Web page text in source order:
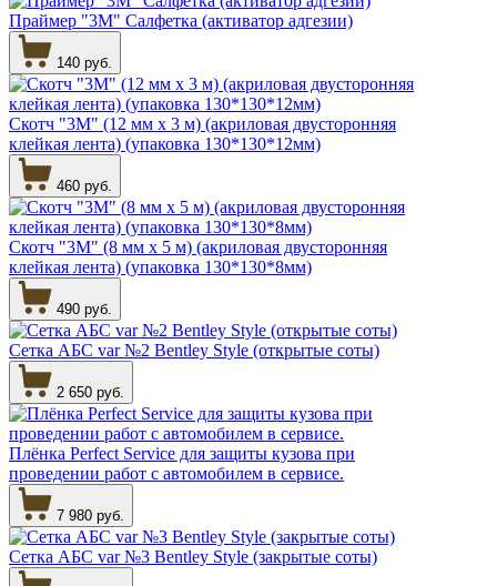
Праймер "3М" Салфетка (активатор адгезии)
140 руб.
Скотч "3М" (12 мм х 3 м) (акриловая двусторонняя
клейкая лента) (упаковка 130*130*12мм)
460 руб.
Скотч "3М" (8 мм х 5 м) (акриловая двусторонняя
клейкая лента) (упаковка 130*130*8мм)
490 руб.
Сетка АБС var №2 Bentley Style (открытые соты)
2 650 руб.
Плёнка Perfect Service для защиты кузова при
проведении работ с автомобилем в сервисе.
7 980 руб.
Сетка АБС var №3 Bentley Style (закрытые соты)